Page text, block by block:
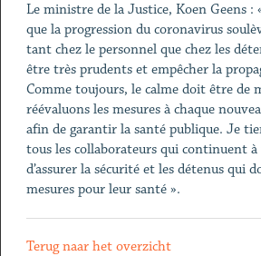
Le ministre de la Justice, Koen Geens :
que la progression du coronavirus
tant chez le personnel que chez les
être très prudents et empêcher la
Comme toujours, le calme doit être de
réévaluons les mesures à chaque
afin de garantir la santé publique. Je
tous les collaborateurs qui continuent
d’assurer la sécurité et les détenus qui
mesures pour leur santé ».
Terug naar het overzicht